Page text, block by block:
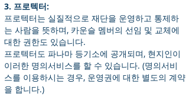
3. 프로텍터:
프로텍터는 실질적으로 재단을 운영하고 통제하
는 사람을 뜻하며, 카운슬 멤버의 선임 및 교체에
대한 권한도 있습니다.
프로텍터도 파나마 등기소에 공개되며, 현지인이
이러한 명의서비스를 할 수 있습니다. (명의서비
스를 이용하시는 경우, 운영권에 대한 별도의 계약
을 합니다.)